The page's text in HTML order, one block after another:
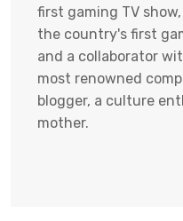
first gaming TV
the country's first
and a collaborator
most renowned
blogger, a culture
mother.